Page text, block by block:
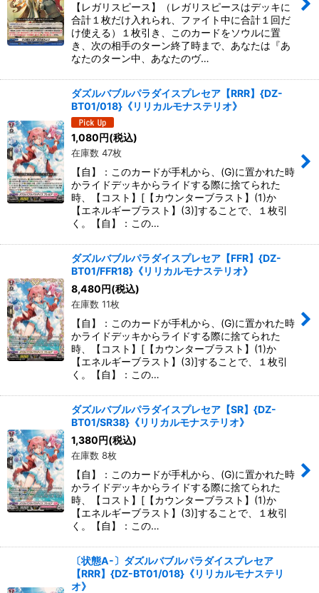
【レガリスピース】（レガリスピースはデッキに
合計１枚だけ入れられ、ファイト中に合計１回だ
け使える）１枚引き、このカードをソウルに置
き、次の相手のターン終了時まで、あなたは『あ
なたのターン中、あなたのヴ…
ダズルバブルパラダイスプレセア【RRR】{DZ-
BT01/018}《リリカルモナステリオ》
1,080円(税込)
在庫数 47枚
【自】：このカードが手札から、(G)に置かれた時
かライドデッキからライドする際に捨てられた
時、【コスト】[【カウンターブラスト】(1)か
【エネルギーブラスト】(3)]することで、１枚引
く。【自】：この…
ダズルバブルパラダイスプレセア【FFR】{DZ-
BT01/FFR18}《リリカルモナステリオ》
8,480円(税込)
在庫数 11枚
【自】：このカードが手札から、(G)に置かれた時
かライドデッキからライドする際に捨てられた
時、【コスト】[【カウンターブラスト】(1)か
【エネルギーブラスト】(3)]することで、１枚引
く。【自】：この…
ダズルバブルパラダイスプレセア【SR】{DZ-
BT01/SR38}《リリカルモナステリオ》
1,380円(税込)
在庫数 8枚
【自】：このカードが手札から、(G)に置かれた時
かライドデッキからライドする際に捨てられた
時、【コスト】[【カウンターブラスト】(1)か
【エネルギーブラスト】(3)]することで、１枚引
く。【自】：この…
〔状態A-〕ダズルバブルパラダイスプレセア
【RRR】{DZ-BT01/018}《リリカルモナステリ
オ》